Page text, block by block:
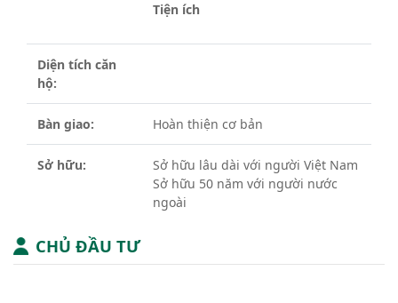
Tiện ích
Diện tích căn
hộ:
Bàn giao: Hoàn thiện cơ bản
Sở hữu:
Sở hữu lâu dài với người Việt Nam
Sở hữu 50 năm với người nước
ngoài
CHỦ ĐẦU TƯ